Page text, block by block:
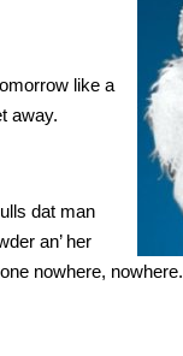
like a
away.
dat man
an’ her
nowhere, nowhere.